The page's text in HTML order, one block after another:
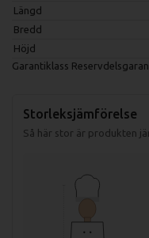
Längd
Bredd
Höjd
Garantiklass
Storleksjämförelse
Så här stor är produkten